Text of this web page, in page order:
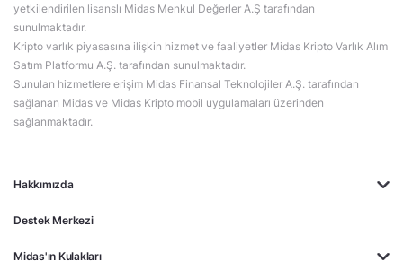
Hakkımızda
Destek Merkezi
Midas'ın Kulakları
yetkilendirilen lisanslı Midas Menkul Değerler A.Ş tarafından
sunulmaktadır.
Kripto varlık piyasasına ilişkin hizmet ve faaliyetler Midas Kripto Varlık Alım
Satım Platformu A.Ş. tarafından sunulmaktadır.
Sunulan hizmetlere erişim Midas Finansal Teknolojiler A.Ş. tarafından
sağlanan Midas ve Midas Kripto mobil uygulamaları üzerinden
sağlanmaktadır.